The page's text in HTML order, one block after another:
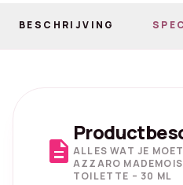
BESCHRIJVING
description ALLES WAT JE
AZZARO
TOILETTE – 30 ML